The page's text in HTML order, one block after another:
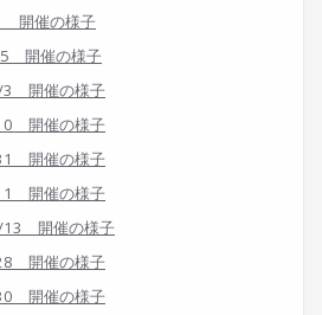
開催の様子
開催の様子
開催の様子
開催の様子
開催の様子
開催の様子
開催の様子
開催の様子
開催の様子